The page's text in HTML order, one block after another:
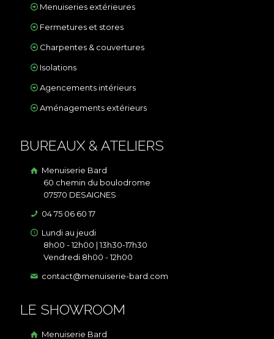
Menuiseries extérieures
Fermetures et stores
Charpentes & couvertures
Isolations
Agencements intérieurs
Aménagements extérieurs
BUREAUX & ATELIERS
Menuiserie Bard
60 chemin du boulodrome
07570 DESAIGNES
04 75 06 60 17
Lundi au jeudi
8h00 - 12h00 | 13h30-17h30
Vendredi 8h00 - 12h00
contact@menuiserie-bard.com
LE SHOWROOM
Menuiserie Bard